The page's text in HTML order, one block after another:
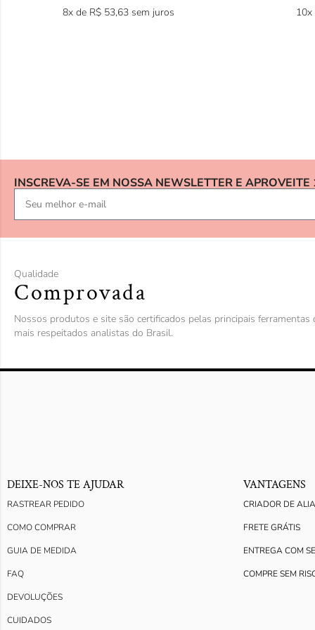
8x de R$53,63 sem juros
INSCREVA-SE EM NOSSA NEWSLETTER E
Qualidade
Comprovada
Nossos produtos e site são certificados pelas principais ferramentas
mais respeitados analistas do Brasil.
DEIXE-NOS TE AJUDAR
RASTREAR PEDIDO
COMO COMPRAR
GUIA DE MEDIDA
FAQ
DEVOLUÇÕES
CUIDADOS
VANTAGENS
CRIADOR DE
FRETE GRÁTIS
ENTREGA COM
COMPRE SEM